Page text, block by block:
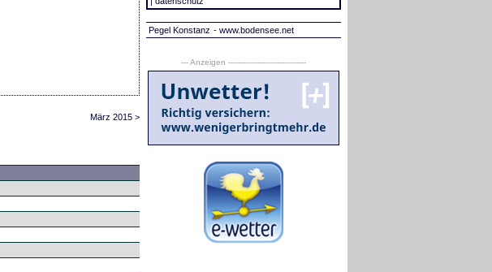
März 2015 >
Pegel Konstanz - www.bodensee.net
--- Anzeigen --------------------------------